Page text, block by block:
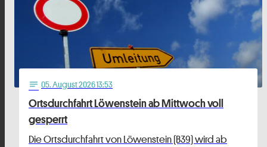
notes 05. August 2026 13:53
Ortsdurchfahrt Löwenstein ab Mittwoch voll
gesperrt
Die Ortsdurchfahrt von Löwenstein (B39) wird ab